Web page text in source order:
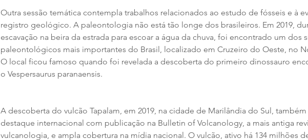
Outra sessão temática contempla trabalhos relacionados ao estudo de fósseis e à
registro geológico. A paleontologia não está tão longe dos brasileiros. Em 2019,
escavação na beira da estrada para escoar a água da chuva, foi encontrado um dos
paleontológicos mais importantes do Brasil, localizado em Cruzeiro do Oeste, no
O local ficou famoso quando foi revelada a descoberta do primeiro dinossauro
o Vespersaurus paranaensis.
A descoberta do vulcão Tapalam, em 2019, na cidade de Marilândia do Sul,
destaque internacional com publicação na Bulletin of Volcanology, a mais antiga
vulcanologia, e ampla cobertura na mídia nacional. O vulcão, ativo há 134 milhões